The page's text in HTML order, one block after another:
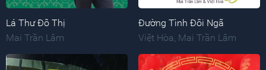
Lá Thư Đô Thị
Mai Trần Lâm
Đường Tình Đôi Ngã
Việt Hòa, Mai Trần Lâm